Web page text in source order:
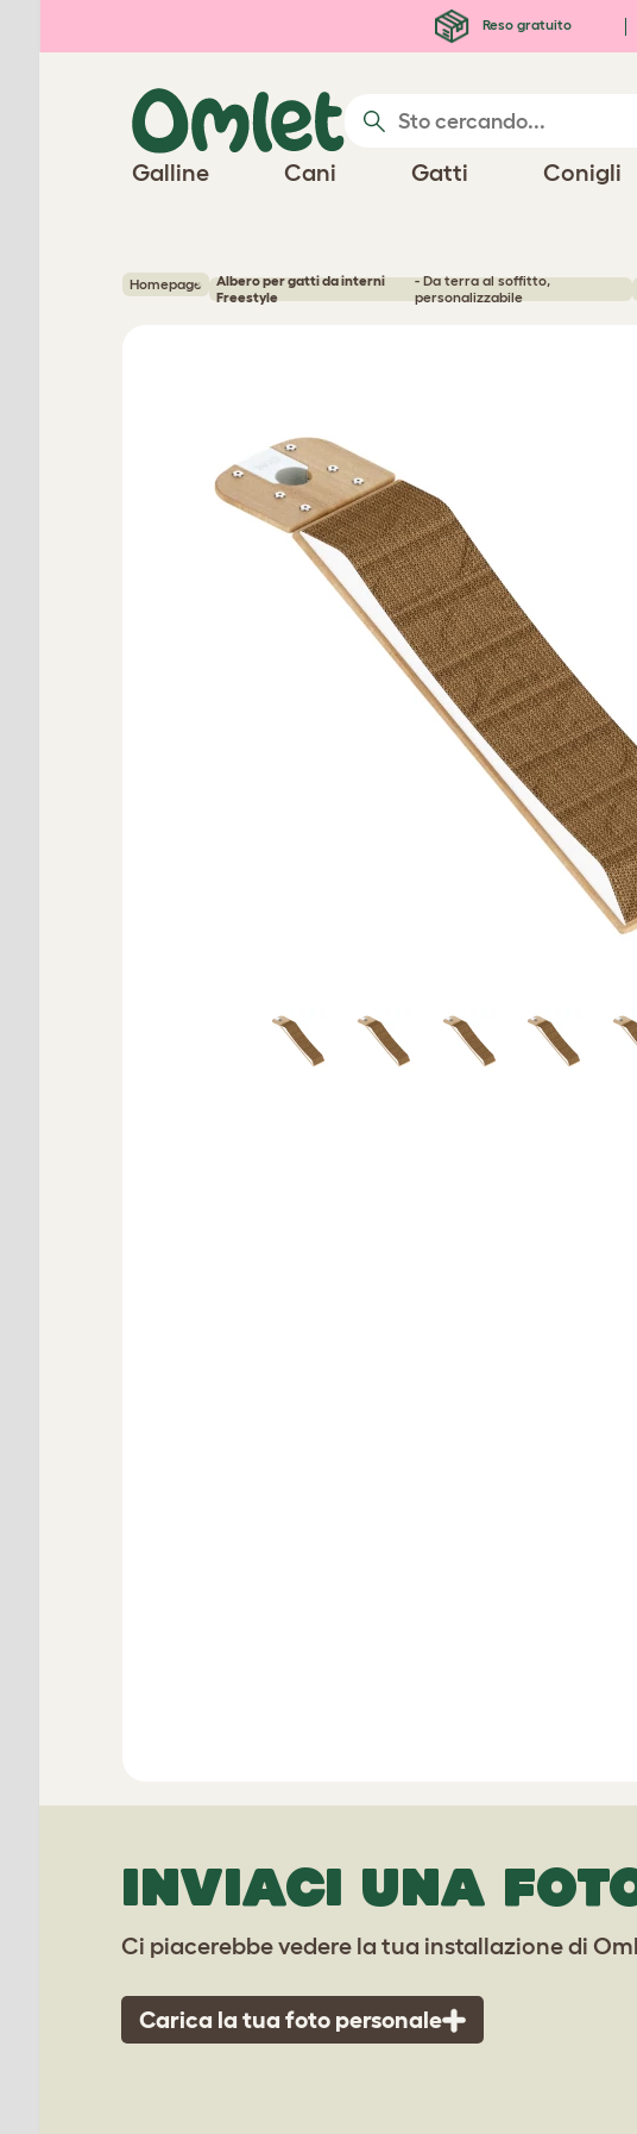
Reso gratuito
Galline Cani Gatti Conigli
Homepage
Albero per gatti da interni
Freestyle
- Da terra al soffitto,
personalizzabile
INVIACI UNA
Ci piacerebbe vedere la tua installazione di
Carica la tua foto personale